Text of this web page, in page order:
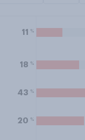
11 %
18 %
43 %
20 %